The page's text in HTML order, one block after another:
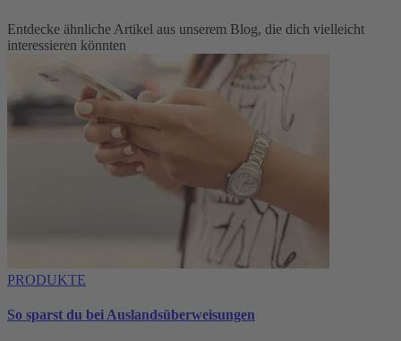
Entdecke ähnliche Artikel aus unserem Blog, die dich vielleicht
interessieren könnten
PRODUKTE
So sparst du bei Auslandsüberweisungen